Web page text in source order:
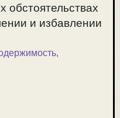
и избавлении
,